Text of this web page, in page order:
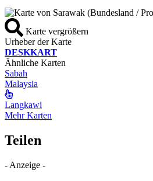
Karte vergrößern
Urheber der Karte
DESKKART
Ähnliche Karten
Sabah
Malaysia
Langkawi
Mehr Karten
Teilen
- Anzeige -